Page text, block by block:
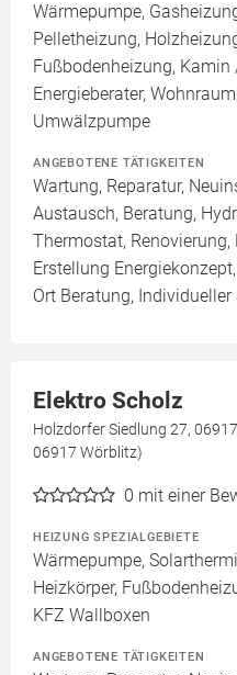
Wärmepumpe,
Pelletheizung,
Fußbodenheizung, Kamin
Energieberater,
Umwälzpumpe
ANGEBOTENE TÄTIGKEITEN
Wartung, Reparatur,
Austausch, Beratung,
Thermostat,
Erstellung
Ort Beratung,
Elektro Scholz
Holzdorfer Siedlung 27,
06917 Wörblitz)
0 mit einer
HEIZUNG SPEZIALGEBIETE
Wärmepumpe,
Heizkörper,
KFZ Wallboxen
ANGEBOTENE TÄTIGKEITEN